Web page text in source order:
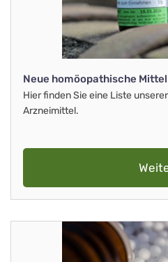
Neue homöopathische
Hier finden Sie eine Liste
Arzneimittel.